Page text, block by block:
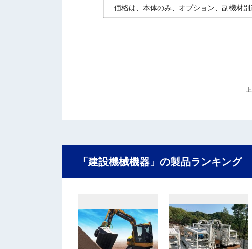
価格は、本体のみ、オプション、副機材別
「建設機械機器」の製品ランキング